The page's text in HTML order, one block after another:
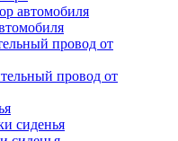
автомобиля
провод от
провод от
сиденья